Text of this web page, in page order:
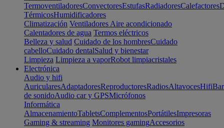
TermoventiladoresConvectoresEstufasRadiadoresCalefactores
TérmicosHumidificadores
Climatización Ventiladores Aire acondicionado
Calentadores de agua Termos eléctricos
Belleza y salud Cuidado de los hombresCuidado
cabelloCuidado dentalSalud y bienestar
Limpieza Limpieza a vaporRobot limpiacristales
Electrónica
Audio y hifi
AuricularesAdaptadoresReproductoresRadiosAltavocesHifi
de sonidoAudio car y GPSMicrófonos
Informática
AlmacenamientoTabletsComplementosPortátilesImpresoras
Gaming & streaming Monitores gamingAccesorios